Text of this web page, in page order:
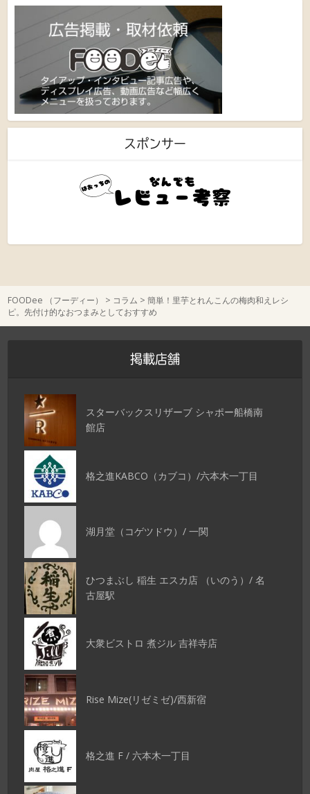
スポンサー
FOODee （フーディー） > コラム >簡単！里芋とれんこんの梅肉和えレシ
ピ。先付け的なおつまみとしておすすめ
掲載店舗
スターバックスリザーブ シャポー船橋南
館店
格之進KABCO（カブコ）/六本木一丁目
湖月堂（コゲツドウ）/ 一関
ひつまぶし 稲生 エスカ店 （いのう）/ 名
古屋駅
大衆ビストロ 煮ジル 吉祥寺店
Rise Mize(リゼミゼ)/西新宿
格之進 F / 六本木一丁目